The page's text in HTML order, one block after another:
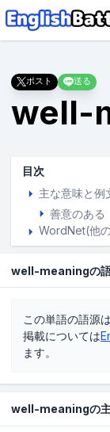
ポスト 送る
well-
目次
主な意味と例
善意のある
WordNet(他
well-meaningの
この単語の語源
掲載については
ます。
well-meaningの主